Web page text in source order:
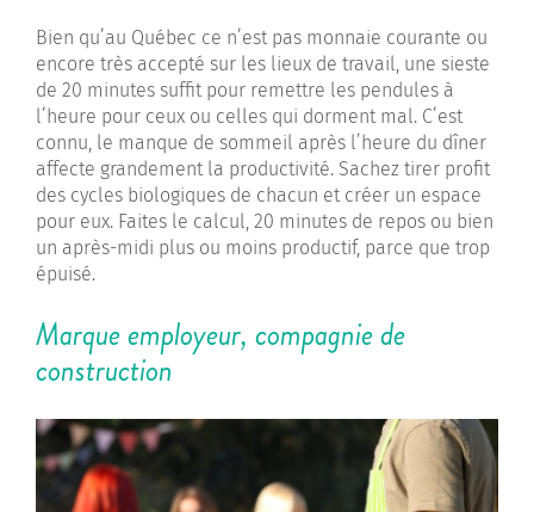
Bien qu’au Québec ce n’est pas monnaie courante ou
encore très accepté sur les lieux de travail, une sieste
de 20 minutes suffit pour remettre les pendules à
l’heure pour ceux ou celles qui dorment mal. C’est
connu, le manque de sommeil après l’heure du dîner
affecte grandement la productivité. Sachez tirer profit
des cycles biologiques de chacun et créer un espace
pour eux. Faites le calcul, 20 minutes de repos ou bien
un après-midi plus ou moins productif, parce que trop
épuisé.
Marque employeur, compagnie de
construction